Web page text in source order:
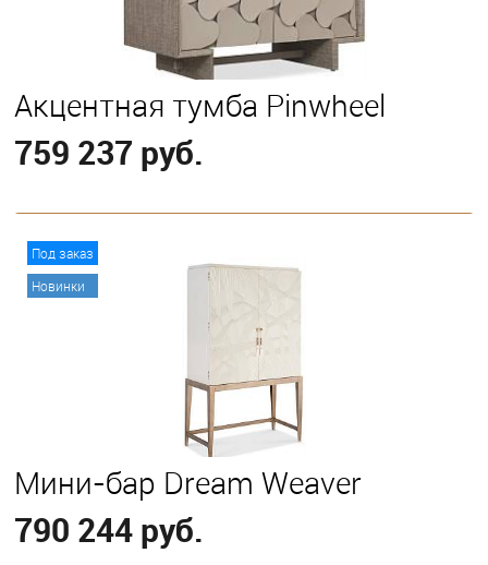
Акцентная тумба Pinwheel
759 237 руб.
Под заказ
Новинки
Мини-бар Dream Weaver
790 244 руб.